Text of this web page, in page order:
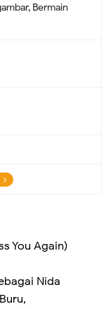
Bermain
You Again)
Nida